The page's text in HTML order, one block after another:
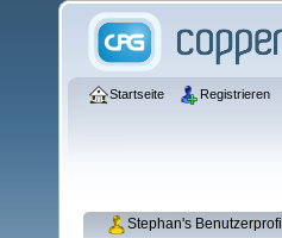
Startseite Registrieren
Stephan's Benutzerprofil